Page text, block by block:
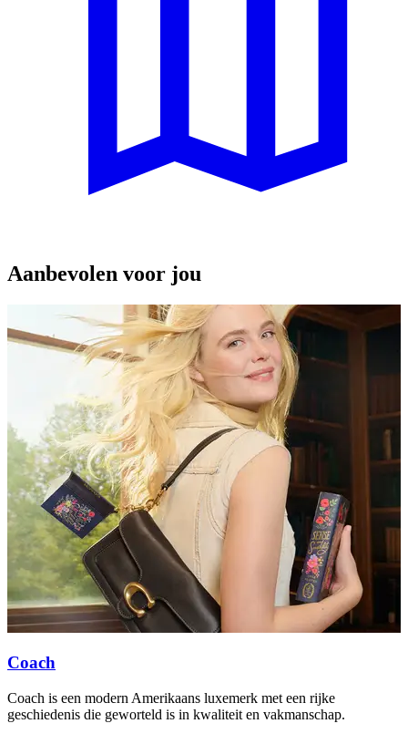
Aanbevolen voor jou
Coach
Coach is een modern Amerikaans luxemerk met een rijke
geschiedenis die geworteld is in kwaliteit en vakmanschap.